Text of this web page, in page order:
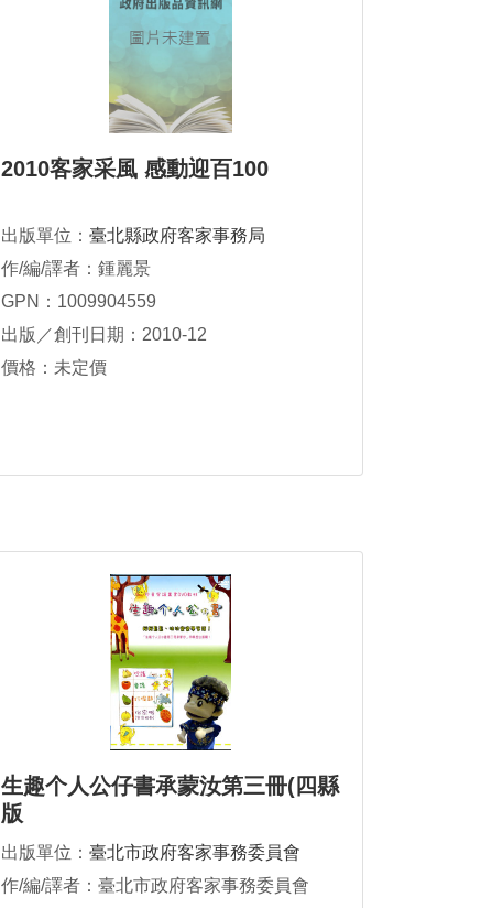
2010客家采風 感動迎百100
出版單位： 臺北縣政府客家事務局
作/編/譯者：鍾麗景
GPN：1009904559
出版／創刊日期：2010-12
價格：未定價
生趣个人公仔書承蒙汝第三冊(四縣
版
出版單位： 臺北市政府客家事務委員會
作/編/譯者：臺北市政府客家事務委員會